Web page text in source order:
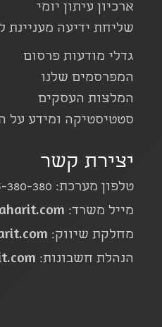
ארכיון עיתון יומי
שליחת ידיעה מעניינת
גדלי מודעות פרסום
המפרסמים שלנו
המלצות העסקים
סטטיסטיקה ומידע על
יצירת קשר
טלפון מערכת: 02-5-380-380
מייל משרד:
מחלקת שיווק:
הנהלת חשבונות: